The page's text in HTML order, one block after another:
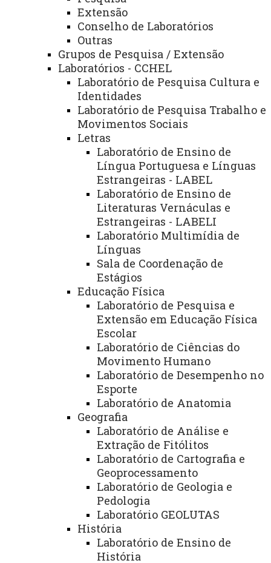
Extensão
Conselho de Laboratórios
Outras
Grupos de Pesquisa / Extensão
Laboratórios - CCHEL
Laboratório de Pesquisa Cultura e
Identidades
Laboratório de Pesquisa Trabalho e
Movimentos Sociais
Letras
Laboratório de Ensino de
Língua Portuguesa e Línguas
Estrangeiras - LABEL
Laboratório de Ensino de
Literaturas Vernáculas e
Estrangeiras - LABELI
Laboratório Multimídia de
Línguas
Sala de Coordenação de
Estágios
Educação Física
Laboratório de Pesquisa e
Extensão em Educação Física
Escolar
Laboratório de Ciências do
Movimento Humano
Laboratório de Desempenho no
Esporte
Laboratório de Anatomia
Geografia
Laboratório de Análise e
Extração de Fitólitos
Laboratório de Cartografia e
Geoprocessamento
Laboratório de Geologia e
Pedologia
Laboratório GEOLUTAS
História
Laboratório de Ensino de
História
Institucional
Links Importantes
Agenda Diretor Geral
Fale Conosco - Unioeste
Serviços
Acesse
Convênios e Repasses
Você está aqui:Unioeste
Marechal Cândido Rondon - Página Principal